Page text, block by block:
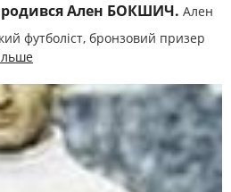
Ален БОКШИЧ. Ален
футболіст, бронзовий призер